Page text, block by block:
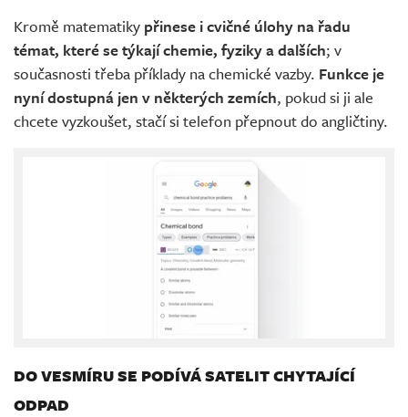
Kromě matematiky přinese i cvičné úlohy na řadu
témat, které se týkají chemie, fyziky a dalších; v
současnosti třeba příklady na chemické vazby. Funkce je
nyní dostupná jen v některých zemích, pokud si ji ale
chcete vyzkoušet, stačí si telefon přepnout do angličtiny.
DO VESMÍRU SE PODÍVÁ SATELIT CHYTAJÍCÍ
ODPAD